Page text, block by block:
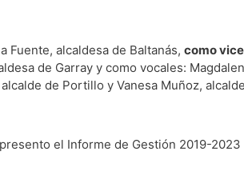
Fuente, alcaldesa de Baltanás, como
de Garray y como vocales:
de Portillo y Vanesa Muñoz,
el Informe de Gestión 2019-2023